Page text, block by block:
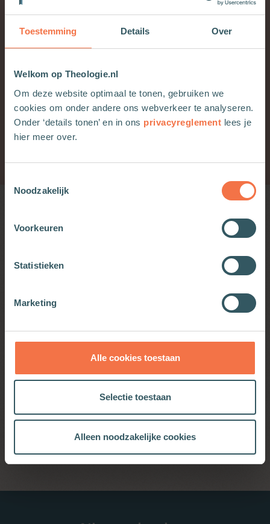
Toestemming Details Over
Welkom op Theologie.nl
Om deze website optimaal te tonen, gebruiken we
cookies om onder andere ons webverkeer te analyseren.
Onder ‘details tonen’ en in ons privacyreglement lees je
hier meer over.
Noodzakelijk
Voorkeuren
Statistieken
Marketing
Alle cookies toestaan
Selectie toestaan
Alleen noodzakelijke cookies
zijn volk wil loslaten. Maar dan, op dat ultieme
moment blijkt dat hij het niet kan; hij kan zijn
volk, de mensen, zijn schepping niet loslaten.
over deze wereld, de zon van zijn goedheid en
trouw. Godlof!
Richard Vissinga
08-08-2020
Meditatie 9 Mariamomenten: Durf
eerlijk te zijn
greep van de duivel